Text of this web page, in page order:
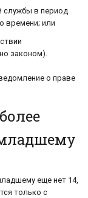
службы в период
времени; или
законом).
о праве
еще нет 14,
только с